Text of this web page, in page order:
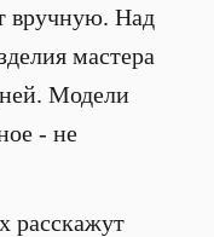
вручную. Над
мастера
Модели
- не
расскажут